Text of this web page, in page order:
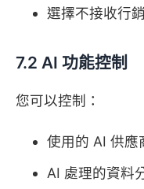
選擇不接收行
7.2 AI 功能控制
您可以控制：
使用的 AI 供應
AI 處理的資料